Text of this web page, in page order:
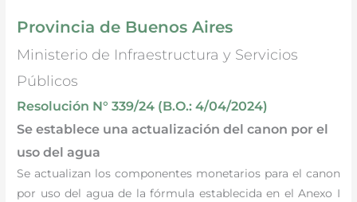
Provincia de Buenos Aires
Ministerio de Infraestructura y Servicios
Públicos
Resolución N° 339/24 (B.O.: 4/04/2024)
Se establece una actualización del canon por el
uso del agua
Se actualizan los componentes monetarios para el canon
por uso del agua de la fórmula establecida en el Anexo I